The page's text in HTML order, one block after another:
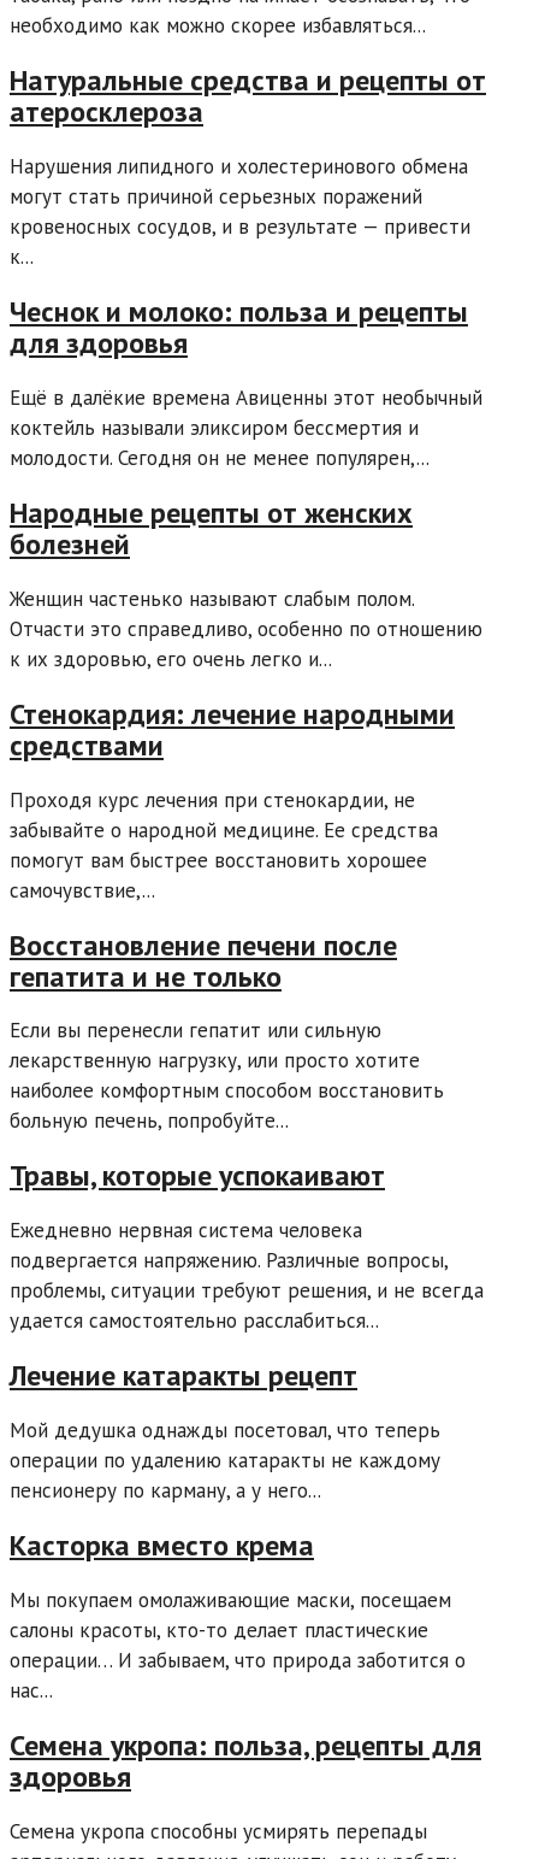
необходимо как можно скорее избавляться...
Натуральные средства и рецепты от
атеросклероза
Нарушения липидного и холестеринового обмена
могут стать причиной серьезных поражений
кровеносных сосудов, и в результате — привести
к...
Чеснок и молоко: польза и рецепты
для здоровья
Ещё в далёкие времена Авиценны этот необычный
коктейль называли эликсиром бессмертия и
молодости. Сегодня он не менее популярен,...
Народные рецепты от женских
болезней
Женщин частенько называют слабым полом.
Отчасти это справедливо, особенно по отношению
к их здоровью, его очень легко и...
Стенокардия: лечение народными
средствами
Проходя курс лечения при стенокардии, не
забывайте о народной медицине. Ее средства
помогут вам быстрее восстановить хорошее
самочувствие,...
Восстановление печени после
гепатита и не только
Если вы перенесли гепатит или сильную
лекарственную нагрузку, или просто хотите
наиболее комфортным способом восстановить
больную печень, попробуйте...
Травы, которые успокаивают
Ежедневно нервная система человека
подвергается напряжению. Различные вопросы,
проблемы, ситуации требуют решения, и не всегда
удается самостоятельно расслабиться...
Лечение катаракты рецепт
Мой дедушка однажды посетовал, что теперь
операции по удалению катаракты не каждому
пенсионеру по карману, а у него...
Касторка вместо крема
Мы покупаем омолаживающие маски, посещаем
салоны красоты, кто-то делает пластические
операции… И забываем, что природа заботится о
нас...
Семена укропа: польза, рецепты для
здоровья
Семена укропа способны усмирять перепады